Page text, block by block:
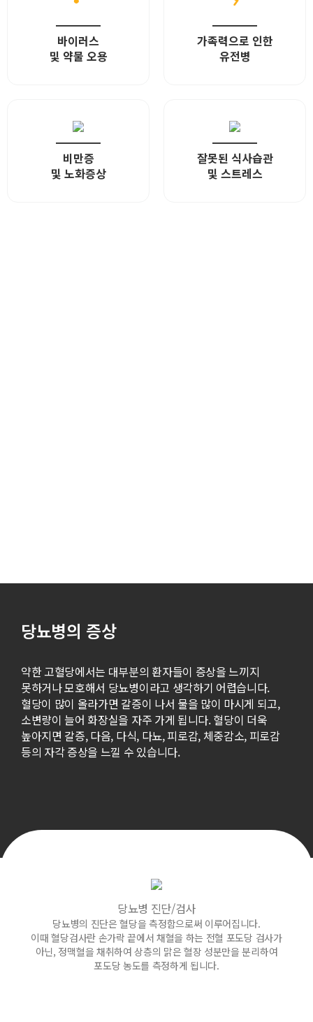
━━━━
바이러스
및 약물 오용
━━━━
가족력으로 인한
유전병
━━━━
비만증
및 노화증상
━━━━
잘못된 식사습관
및 스트레스
당뇨병의 증상
약한 고혈당에서는 대부분의 환자들이 증상을 느끼지
못하거나모호해서 당뇨병이라고 생각하기 어렵습니다.
혈당이 많이 올라가면 갈증이 나서 물을 많이 마시게 되고,
소변량이 늘어 화장실을 자주 가게 됩니다. 혈당이 더욱
높아지면 갈증, 다음, 다식, 다뇨,피로감, 체중감소, 피로감
등의 자각 증상을 느낄 수 있습니다.
당뇨병 진단/검사
당뇨병의 진단은 혈당을 측정함으로써 이루어집니다.
이때 혈당검사란 손가락 끝에서 채혈을 하는 전혈 포도당 검사가
아닌, 정맥혈을 채취하여 상층의 맑은 혈장 성분만을 분리하여
포도당 농도를 측정하게 됩니다.